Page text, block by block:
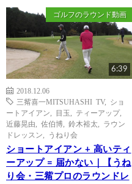
ゴルフのラウンド動画
6:39
2018.12.06
三觜喜一MITSUHASHI TV, ショ
ートアイアン
目玉 ティーアップ,
近藤晃由
佐伯博 鈴木裕太
ラウン
ドレッスン
うねり会
ショートアイアン + 高いティ
ーアップ = 届かない｜【うね
り会・三觜プロのラウンドレ